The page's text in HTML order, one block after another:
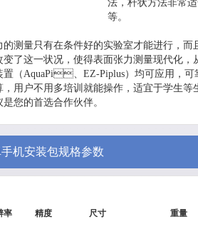
法，杆状方法非常
等。
量只有在条件好的实验室才能进行，而
改变了这一状况，使得表面张力测量现代
AquaPi、EZ-Piplus）均可应用，可靠性
，用户不用多培训就能操作，适宜于学生等
您的首选合作伙伴。
机安装包规格参数
率 精度 尺寸 重量